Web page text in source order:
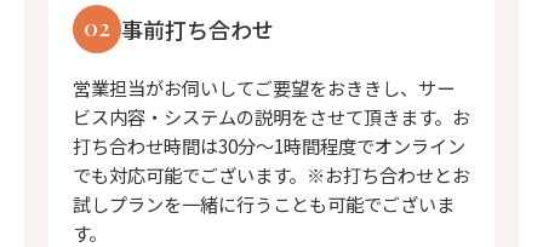
02 事前打ち合わせ
営業担当がお伺いしてご要望をおききし、サー
ビス内容・システムの説明をさせて頂きます。お
打ち合わせ時間は30分〜1時間程度でオンライン
でも対応可能でございます。※お打ち合わせとお
試しプランを一緒に行うことも可能でございま
す。